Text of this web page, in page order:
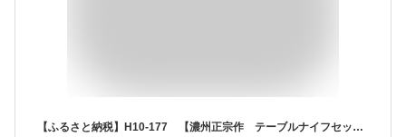
【ふるさと納税】H10-177 【濃州正宗作 テーブルナイフセット2P（フォーク付き）】 サクサク切れる、継ぎ目のない衛生的なステンレス一体型 【30営業日（45日前後）】を目安に発送